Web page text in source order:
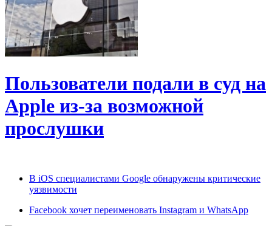
Пользователи подали в суд на
Apple из-за возможной
прослушки
В iOS специалистами Google обнаружены критические
уязвимости
Facebook хочет переименовать Instagram и WhatsApp